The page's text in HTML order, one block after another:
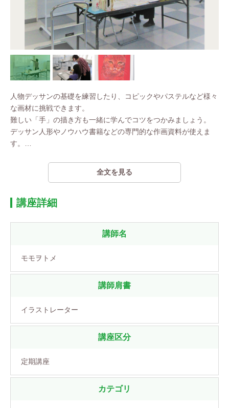
人物デッサンの基礎を練習したり、コピックやパステルなど様々
な画材に挑戦できます。
難しい「手」の描き方も一緒に学んでコツをつかみましょう。
デッサン人形やノウハウ書籍などの専門的な作画資料が使えま
す。
全文を見る
講座詳細
講師名
モモヲトメ
講師肩書
イラストレーター
講座区分
定期講座
カテゴリ